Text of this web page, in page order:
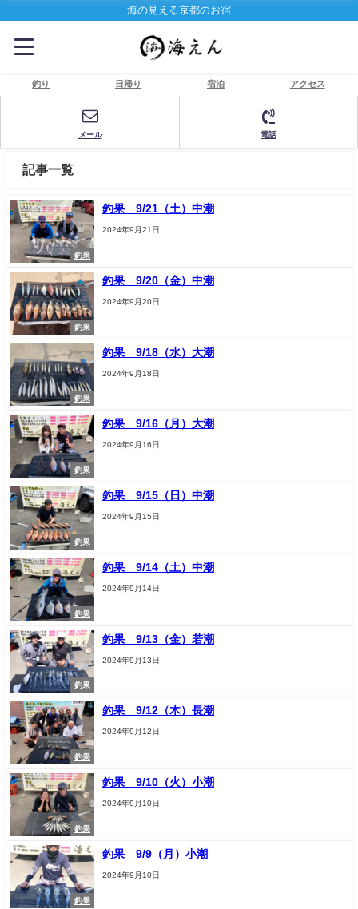
海の見える京都のお宿
釣り 日帰り 宿泊 アクセス
メール 電話
記事一覧
釣果
釣果 9/21（土）中潮
2024年9月21日
釣果
釣果 9/20（金）中潮
2024年9月20日
釣果
釣果 9/18（水）大潮
2024年9月18日
釣果
釣果 9/16（月）大潮
2024年9月16日
釣果
釣果 9/15（日）中潮
2024年9月15日
釣果
釣果 9/14（土）中潮
2024年9月14日
釣果
釣果 9/13（金）若潮
2024年9月13日
釣果
釣果 9/12（木）長潮
2024年9月12日
釣果
釣果 9/10（火）小潮
2024年9月10日
釣果
釣果 9/9（月）小潮
2024年9月10日